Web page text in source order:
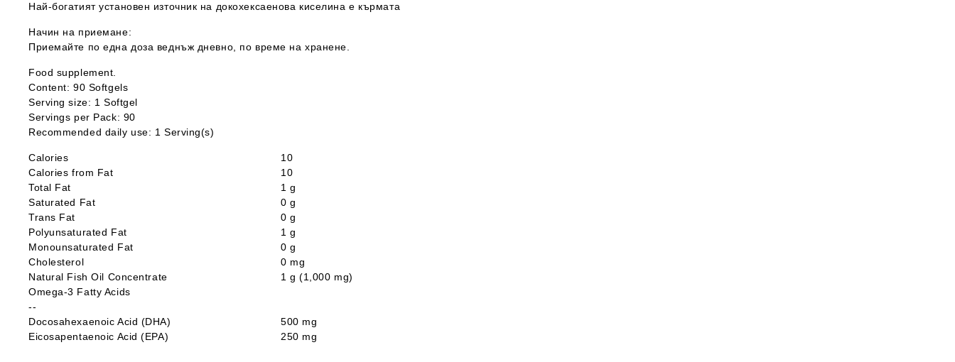
Най-богатият установен източник на докохексаенова киселина е кърмата
Начин на приемане:
Приемайте по една доза веднъж дневно, по време на хранене.
Food supplement.
Content:90 Softgels
Serving size: 1 Softgel
Servings per Pack: 90
Recommended daily use: 1 Serving(s)
Calories
10
Calories from Fat
10
Total Fat
1 g
Saturated Fat
0 g
Trans Fat
0 g
Polyunsaturated Fat
1 g
Monounsaturated Fat
0 g
Cholesterol
0 mg
Natural Fish Oil Concentrate
1 g (1,000 mg)
Omega-3 Fatty Acids
--
Docosahexaenoic Acid (DHA)
500 mg
Eicosapentaenoic Acid (EPA)
250 mg